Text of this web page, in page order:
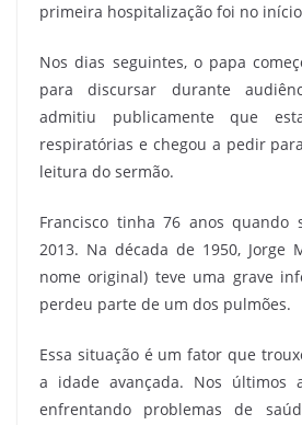
primeira hospitalização foi no
Nos dias seguintes, o papa
para discursar durante
admitiu publicamente que
respiratórias e chegou a pedir
leitura do sermão.
Francisco tinha 76 anos quando
2013. Na década de 1950, Jorge
nome original) teve uma grave
perdeu parte de um dos pulmões.
Essa situação é um fator que
a idade avançada. Nos últimos
enfrentando problemas de